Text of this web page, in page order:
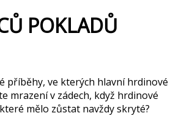
POKLADŮ
příběhy, ve kterých hlavní hrdinové
mrazení v zádech, když hrdinové
mělo zůstat navždy skryté?